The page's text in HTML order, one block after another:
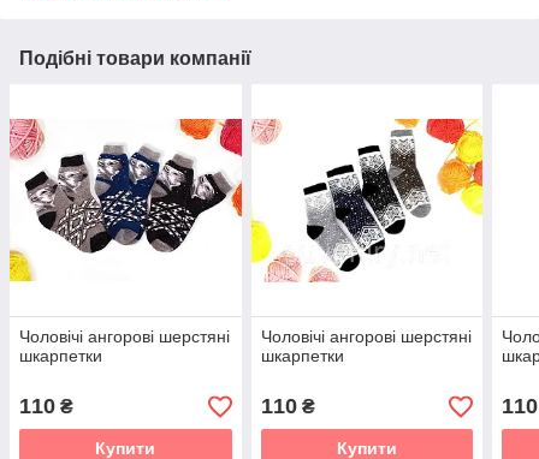
Подібні товари компанії
Чоловічі ангорові шерстяні
шкарпетки
110 ₴
Купити
Чоловічі ангорові шерстяні
шкарпетки
110₴
Купити
110